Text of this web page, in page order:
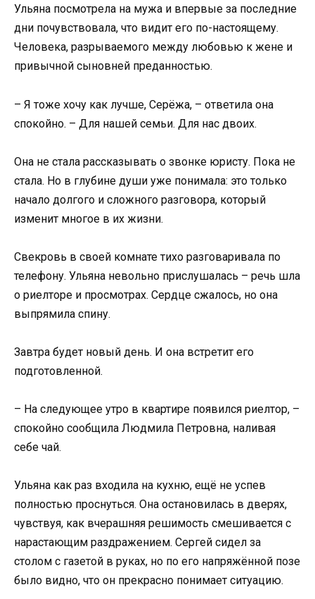
Ульяна посмотрела на мужа и впервые за последние
дни почувствовала, что видит его по-настоящему.
Человека, разрываемого между любовью к жене и
привычной сыновней преданностью.
– Я тоже хочу как лучше, Серёжа, – ответила она
спокойно. – Для нашей семьи. Для нас двоих.
Она не стала рассказывать о звонке юристу. Пока не
стала. Но в глубине души уже понимала: это только
начало долгого и сложного разговора, который
изменит многое в их жизни.
Свекровь в своей комнате тихо разговаривала по
телефону. Ульяна невольно прислушалась – речь шла
о риелторе и просмотрах. Сердце сжалось, но она
выпрямила спину.
Завтра будет новый день. И она встретит его
подготовленной.
– На следующее утро в квартире появился риелтор, –
спокойно сообщила Людмила Петровна, наливая
себе чай.
Ульяна как раз входила на кухню, ещё не успев
полностью проснуться. Она остановилась в дверях,
чувствуя, как вчерашняя решимость смешивается с
нарастающим раздражением. Сергей сидел за
столом с газетой в руках, но по его напряжённой позе
было видно, что он прекрасно понимает ситуацию.